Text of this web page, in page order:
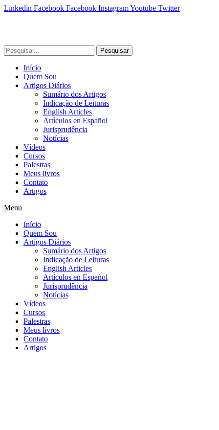
Linkedin Facebook Facebook InstagramYoutube Twitter
Pesquisar
Início
Quem Sou
Artigos Diários
Sumário dos Artigos
Indicação de Leituras
English Articles
Artículos en Español
Jurisprudência
Notícias
Vídeos
Cursos
Palestras
Meus livros
Contato
Artigos
Menu
Início
Quem Sou
Artigos Diários
Sumário dos Artigos
Indicação de Leituras
English Articles
Artículos en Español
Jurisprudência
Notícias
Vídeos
Cursos
Palestras
Meus livros
Contato
Artigos